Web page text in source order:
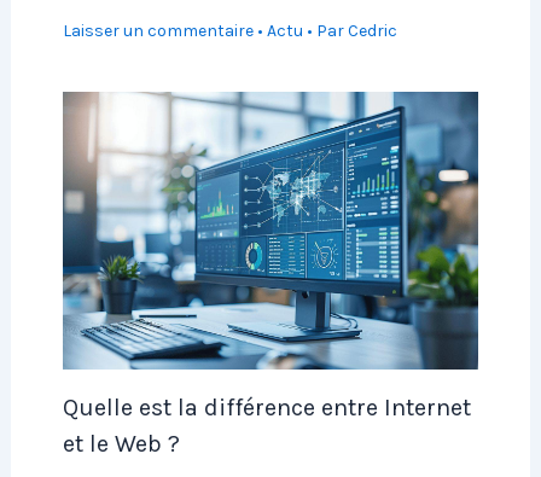
Laisser un commentaire • Actu • ParCedric
Quelle est la différence entre Internet
et le Web ?